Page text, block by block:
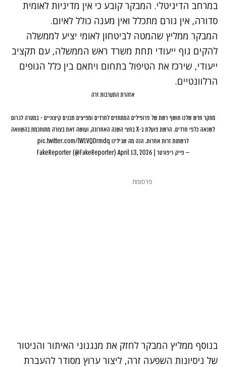
במרחב הדיגיטלי. המבקר קובע כי אין מדיניות לאומית
סדורה, אין גורם מתכלל ואין מענה כולל לאיום.
המבקר ממליץ שהמטה לביטחון לאומי יציע לממשלה
להקים גוף ייעודי תחת משרד ראש הממשלה, עם תקציב
ייעודי, שירכז את הטיפול בתחום ויתאם בין כלל הגופים
הרלוונטיים.
אזהרת התערבות זרה
מחקר חדש שלנו חושף רשת של פרופילים המתחזים לחרדים ומפיצים תכנים קיצוניים - במטרה לגרום
לשנאה כלפי חרדים. הרשת פועלת ב-X בחצי השנה האחרונה, ועושה זאת בצורה מתוחכמת בהשוואה
לרשתות זרות אחרות. הנה מה שגילינו pic.twitter.com/lW1VQDrmdq
— פייק ריפורטר | FakeReporter (@FakeReporter) April 13, 2026
פרסומת
בנוסף ממליץ המבקר לחזק את מנגנוני האיתור והניטור
של ניסיונות השפעה זרה, ליצור ערוץ מסודר להעברת